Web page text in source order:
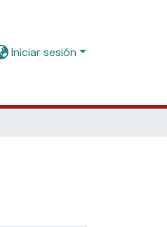
Iniciar sesión